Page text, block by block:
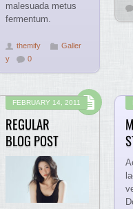
malesuada metus
fermentum.
themify
Galler
y
0
FEBRUARY 14, 2011
REGULAR
BLOG POST